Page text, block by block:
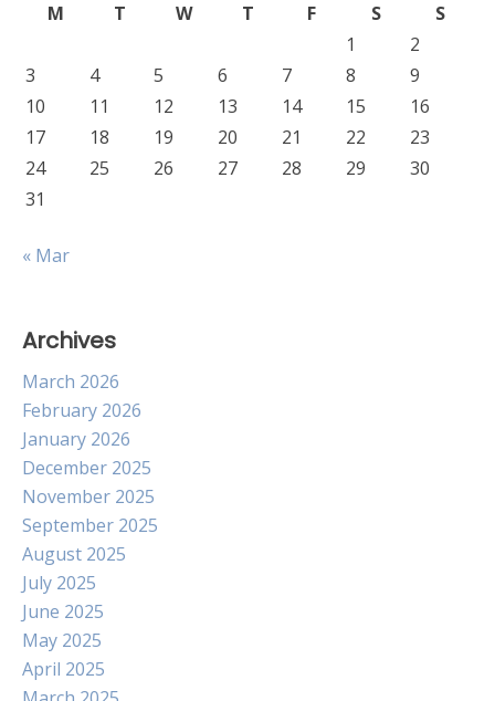
M
T W T F S
S
1
2
3
4 5 6 7 8
9
10
11 12 13 14 15
16
17
18 19 20 21 22
23
24
25 26 27 28 29
30
31
« Mar
Archives
March 2026
February 2026
January 2026
December 2025
November 2025
September 2025
August 2025
July 2025
June 2025
May 2025
April 2025